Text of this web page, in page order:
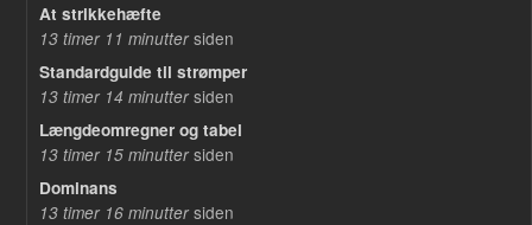
At strikkehæfte
13 timer 11 minuttersiden
Standardguide til strømper
13 timer 14 minuttersiden
Længdeomregner og tabel
13 timer 15 minuttersiden
Dominans
13 timer 16 minuttersiden